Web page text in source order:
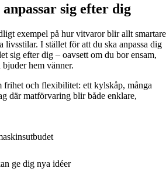
sig efter dig
exempel på hur vitvaror blir allt smartare
livsstilar. I stället för att du ska anpassa dig
sig efter dig – oavsett om du bor ensam,
hem vänner.
frihet och flexibilitet: ett kylskåp, många
där matförvaring blir både enklare,
ge dig nya idéer